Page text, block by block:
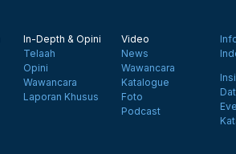
In-Depth & Opini
Telaah
Opini
Wawancara
Laporan Khusus
Video
News
Wawancara
Katalogue
Foto
Podcast